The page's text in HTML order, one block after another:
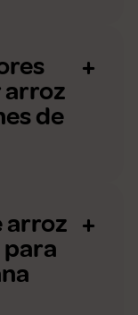
de
arroz
para